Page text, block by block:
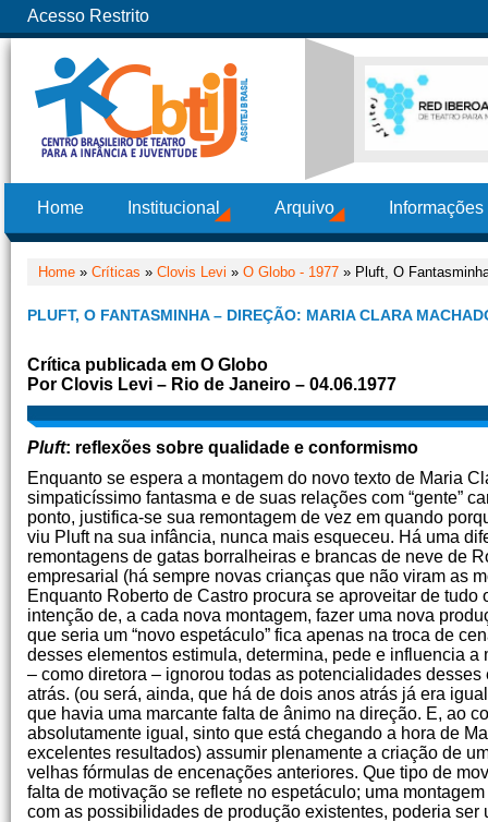
Acesso Restrito
Home Institucional Arquivo
Home » Críticas » Clovis Levi » O Globo - 1977 » Pluft, O
PLUFT, O FANTASMINHA – DIREÇÃO: MARIA CLARA
Crítica publicada em O Globo
Por Clovis Levi – Rio de Janeiro – 04.06.1977
Pluft: reflexões sobre qualidade e conformismo
Enquanto se espera a montagem do novo texto de Maria
simpaticíssimo fantasma e de suas relações com “gente”
ponto, justifica-se sua remontagem de vez em quando
viu Pluft na sua infância, nunca mais esqueceu. Há uma
remontagens de gatas borralheiras e brancas de neve de
empresarial (há sempre novas crianças que não viram as
Enquanto Roberto de Castro procura se aproveitar de
intenção de, a cada nova montagem, fazer uma nova
que seria um “novo espetáculo” fica apenas na troca de
desses elementos estimula, determina, pede e influencia
– como diretora – ignorou todas as potencialidades
atrás. (ou será, ainda, que há de dois anos atrás já era
que havia uma marcante falta de ânimo na direção. E, ao
absolutamente igual, sinto que está chegando a hora de
excelentes resultados) assumir plenamente a criação de
velhas fórmulas de encenações anteriores. Que tipo de
falta de motivação se reflete no espetáculo; uma
com as possibilidades de produção existentes, poderia ser